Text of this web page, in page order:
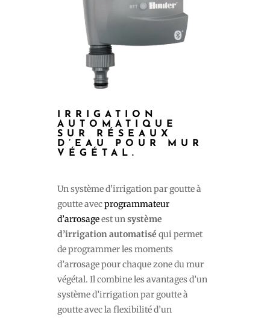
IRRIGATION
AUTOMATIQUE
SUR RÉSEAUX
D’EAU POUR MUR
VÉGÉTAL.
Un système d’irrigation par goutte à
goutte avecprogrammateur
d’arrosageest unsystème
d’irrigation automatisé qui permet
de programmer les moments
d’arrosage pour chaque zone du mur
végétal. Il combine les avantages d’un
système d’irrigation par goutte à
goutte avec la flexibilité d’un